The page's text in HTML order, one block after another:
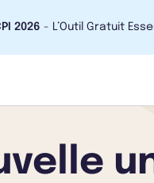
2026 - L’Outil Gratuit